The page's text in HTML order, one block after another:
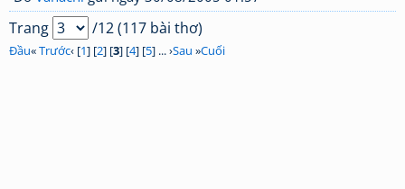
Trang /12 (117 bài thơ)
Đầu«Trước‹ [1] [2] [3] [4] [5] ... ›Sau »Cuối